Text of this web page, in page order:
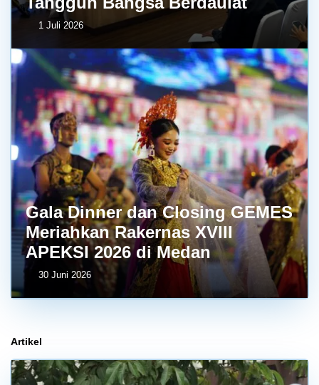
1 Juli 2026
Gala Dinner dan Closing GEMES
Meriahkan Rakernas XVIII
APEKSI 2026 di Medan
30 Juni 2026
Artikel